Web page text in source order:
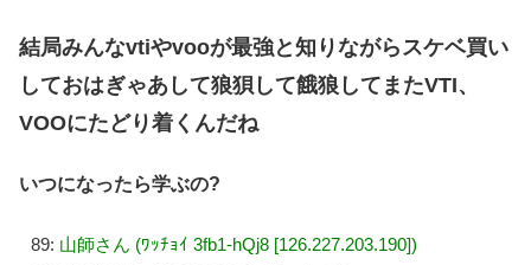
結局みんなvtiやvooが最強と知りながらスケベ買い
しておはぎゃあして狼狽して餓狼してまたVTI、
VOOにたどり着くんだね
いつになったら学ぶの?
89: 山師さん (ﾜｯﾁｮｲ 3fb1-hQj8 [126.227.203.190])